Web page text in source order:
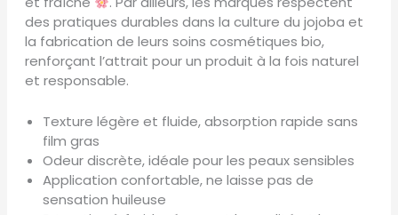
des pratiques durables dans la culture du jojoba et
la fabrication de leurs soins cosmétiques bio,
renforçant l’attrait pour un produit à la fois naturel
et responsable.
Texture légère et fluide, absorption rapide sans
film gras
Odeur discrète, idéale pour les peaux sensibles
Application confortable, ne laisse pas de
sensation huileuse